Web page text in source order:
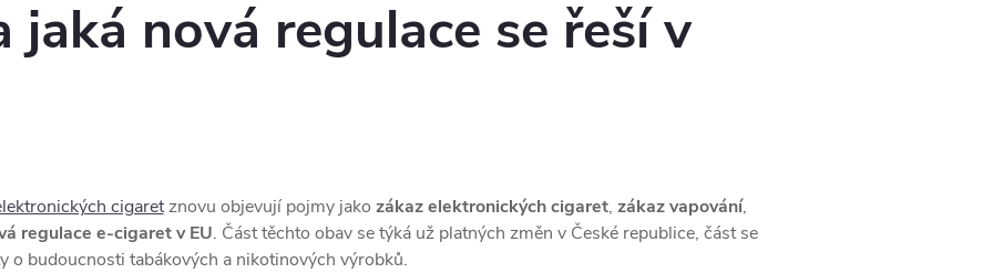
nová regulace se řeší v
cigaretznovu objevují pojmy jako zákaz elektronických cigaret, zákaz vapování,
regulace e-cigaret v EU. Část těchto obav se týká už platných změn v České republice, část se
o budoucnosti tabákových a nikotinových výrobků.